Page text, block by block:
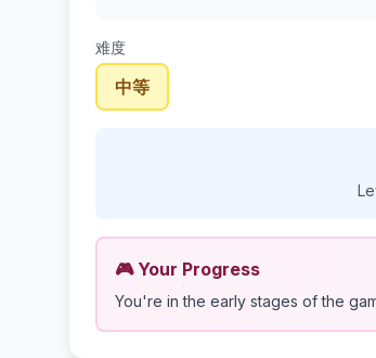
难度
中等
🎮 Your Progress
You're in the early stages of the